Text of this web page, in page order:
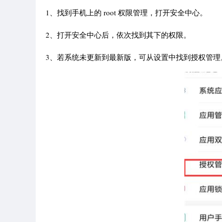
1、找到手机上的 root 权限管理，打开安全中心。
2、打开安全中心后，依次找到其下的权限。
3、若系统未更新到最新版，可从设置中找到授权管